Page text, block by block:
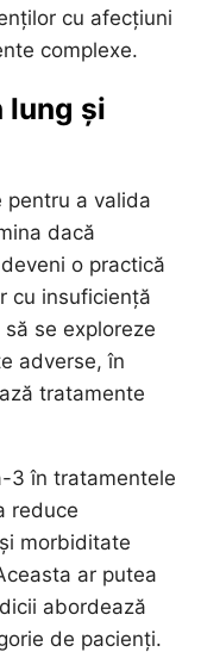
cu afecțiuni
complexe.
lung și
pentru a valida
dacă
o practică
cu insuficiență
se exploreze
adverse, în
tratamente
3 în tratamentele
reduce
morbiditate
ar putea
abordează
de pacienți.